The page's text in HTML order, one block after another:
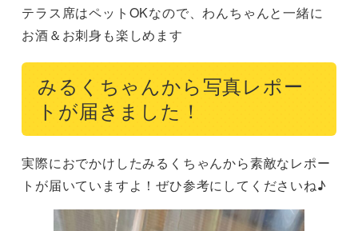
テラス席はペットOKなので、わんちゃんと一緒に
お酒＆お刺身も楽しめます
みるくちゃんから写真レポー
トが届きました！
実際におでかけしたみるくちゃんから素敵なレポー
トが届いていますよ！ぜひ参考にしてくださいね♪